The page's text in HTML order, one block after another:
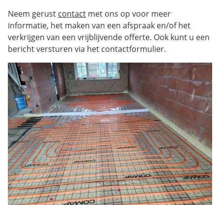
Neem gerust contact met ons op voor meer
informatie, het maken van een afspraak en/of het
verkrijgen van een vrijblijvende offerte. Ook kunt u een
bericht versturen via het contactformulier.